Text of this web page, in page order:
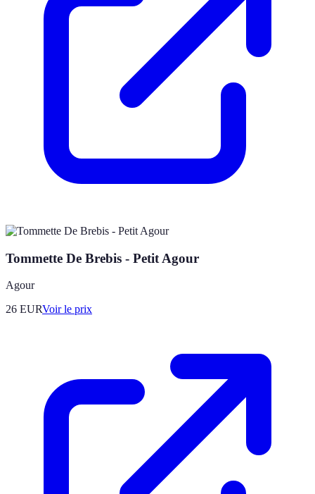
Tommette De Brebis - Petit Agour
Agour
26 EURVoir le prix